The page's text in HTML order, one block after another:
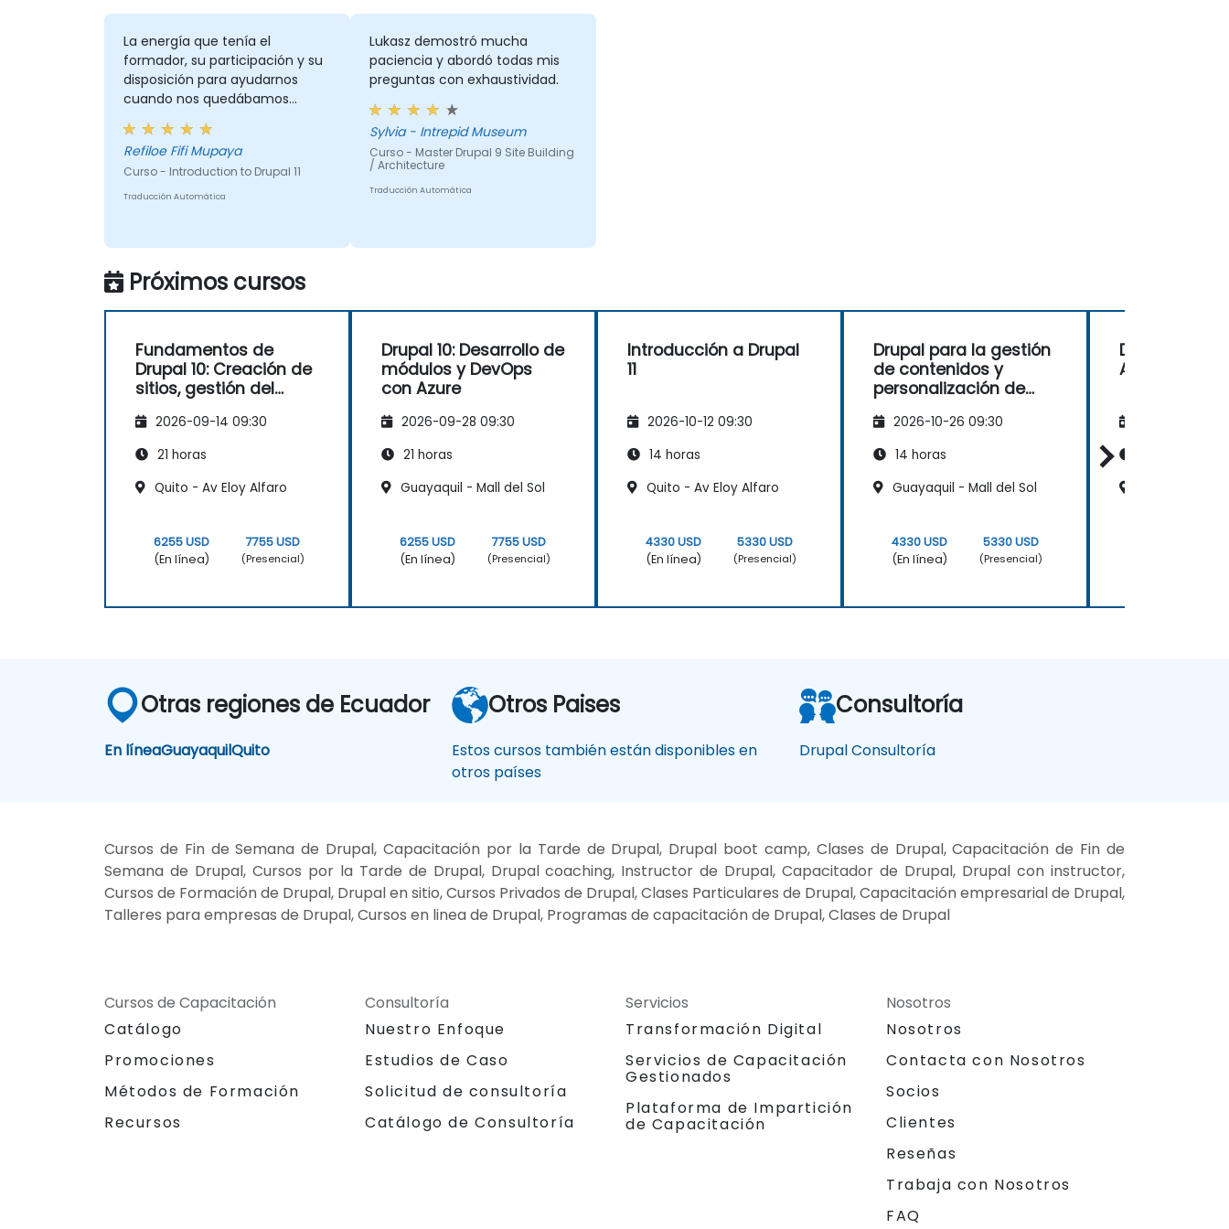
La energía que tenía el
formador, su participación y su
disposición para ayudarnos
cuando nos quedábamos
atascados
Refiloe Fifi Mupaya
Curso - Introduction to Drupal 11
Traducción Automática
Lukasz demostró mucha
paciencia y abordó todas mis
preguntas con exhaustividad.
Sylvia - Intrepid Museum
Curso - Master Drupal 9 Site Building
/ Architecture
Traducción Automática
Próximos cursos
Fundamentos de
Drupal 10: Creación de
sitios, gestión del
administración
2026-09-14 09:30
21 horas
Quito - Av Eloy Alfaro
6255 USD
(En línea)
7755 USD
(Presencial)
Drupal 10: Desarrollo de
módulos y DevOps
con Azure
2026-09-28 09:30
21 horas
Guayaquil - Mall del Sol
6255 USD
(En línea)
7755 USD
(Presencial)
Introducción a Drupal
11
2026-10-12 09:30
14 horas
Quito - Av Eloy Alfaro
4330 USD
(En línea)
5330 USD
(Presencial)
Drupal para la gestión
de contenidos y
personalización de
2026-10-26 09:30
14 horas
Guayaquil - Mall del Sol
4330 USD
(En línea)
5330 USD
(Presencial)
Drupal 11 para
Otras regiones de Ecuador
En líneaGuayaquilQuito
Otros Paises
Estos cursos también están disponibles en
otros países
Consultoría
Drupal Consultoría
Cursos de Fin de Semana de Drupal, Capacitación por la Tarde de Drupal, Drupal boot camp, Clases de Drupal, Capacitación de Fin de
Semana de Drupal, Cursos por la Tarde de Drupal, Drupal coaching, Instructor de Drupal, Capacitador de Drupal, Drupal con instructor,
Cursos de Formación de Drupal, Drupal en sitio, Cursos Privados de Drupal, Clases Particulares de Drupal, Capacitación empresarial de Drupal,
Talleres para empresas de Drupal, Cursos en linea de Drupal, Programas de capacitación de Drupal, Clases de Drupal
Cursos de Capacitación
Catálogo
Promociones
Métodos de Formación
Recursos
Consultoría
Nuestro Enfoque
Estudios de Caso
Solicitud de consultoría
Catálogo de Consultoría
Servicios
Transformación Digital
Servicios de Capacitación
Gestionados
Plataforma de Impartición
de Capacitación
Nosotros
Nosotros
Contacta con Nosotros
Socios
Clientes
Reseñas
Trabaja con Nosotros
FAQ